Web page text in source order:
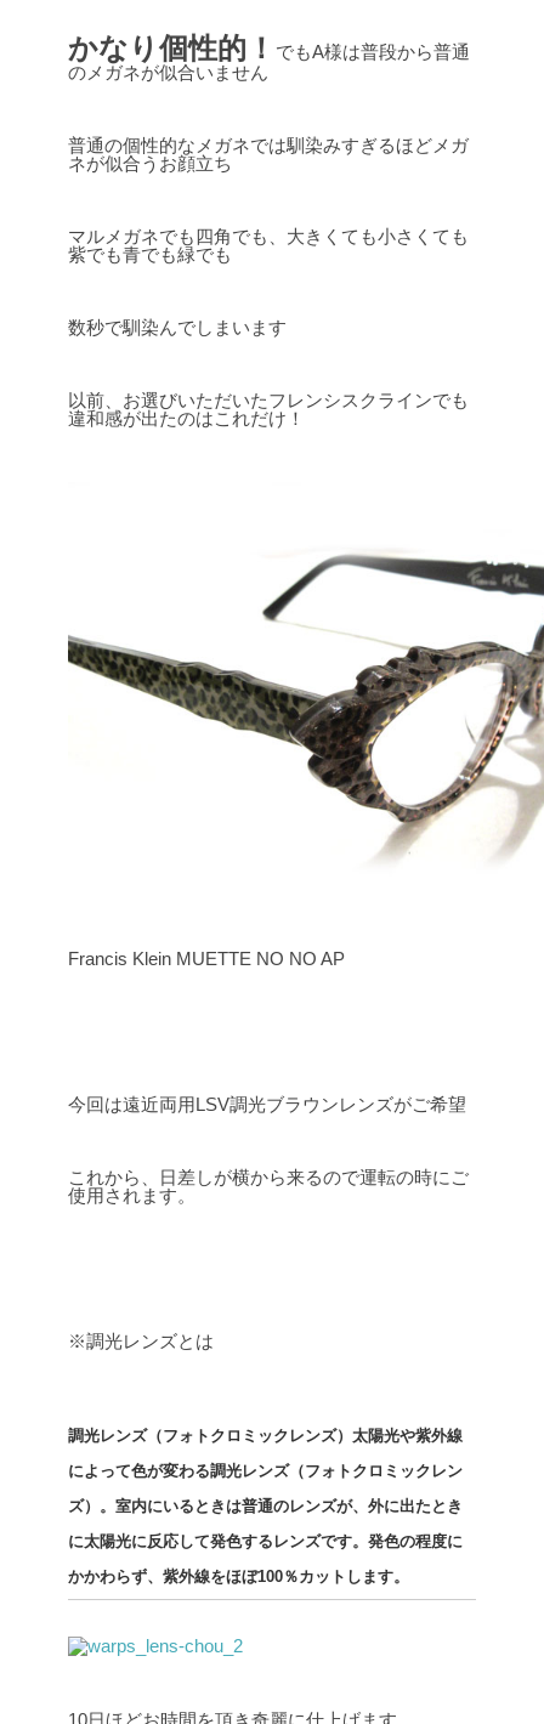
かなり個性的！ でもA様は普段から普通
のメガネが似合いません
普通の個性的なメガネでは馴染みすぎるほどメガ
ネが似合うお顔立ち
マルメガネでも四角でも、大きくても小さくても
紫でも青でも緑でも
数秒で馴染んでしまいます
以前、お選びいただいたフレンシスクラインでも
違和感が出たのはこれだけ！
Francis Klein MUETTE NO NO AP
今回は遠近両用LSV調光ブラウンレンズがご希望
これから、日差しが横から来るので運転の時にご
使用されます。
※調光レンズとは
調光レンズ（フォトクロミックレンズ）太陽光や紫外線
によって色が変わる調光レンズ（フォトクロミックレン
ズ）。室内にいるときは普通のレンズが、外に出たとき
に太陽光に反応して発色するレンズです。発色の程度に
かかわらず、紫外線をほぼ100％カットします。
10日ほどお時間を頂き奇麗に仕上げます